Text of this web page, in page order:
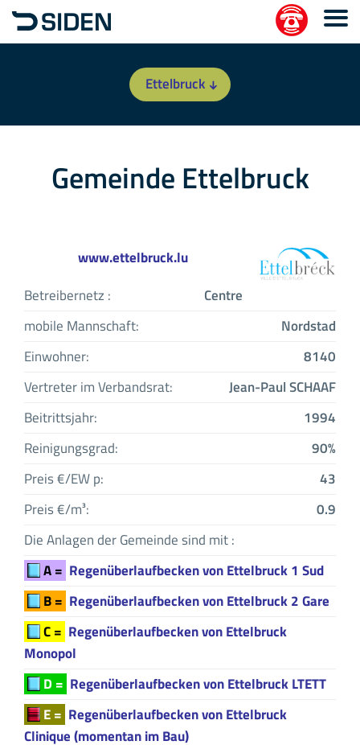
Ettelbruck
Gemeinde Ettelbruck
www.ettelbruck.lu
Betreibernetz :
Centre
mobile Mannschaft:
Nordstad
Einwohner:
8140
Vertreter im Verbandsrat:
Jean-Paul SCHAAF
Beitrittsjahr:
1994
Reinigungsgrad:
90%
Preis €/EW p:
43
Preis €/m³:
0.9
Die Anlagen der Gemeinde sind mit :
A = Regenüberlaufbecken von Ettelbruck 1 Sud
B = Regenüberlaufbecken von Ettelbruck 2 Gare
C = Regenüberlaufbecken von Ettelbruck
Monopol
D = Regenüberlaufbecken von Ettelbruck LTETT
E = Regenüberlaufbecken von Ettelbruck
Clinique (momentan im Bau)